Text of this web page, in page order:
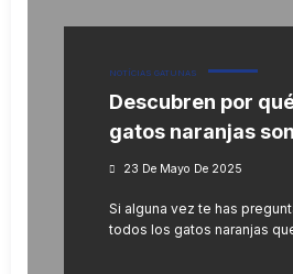
NOTÍCIAS GATUNAS
Descubren por
gatos naranjas
23 De Mayo De 2025
Si alguna vez te has
todos los gatos naranjas